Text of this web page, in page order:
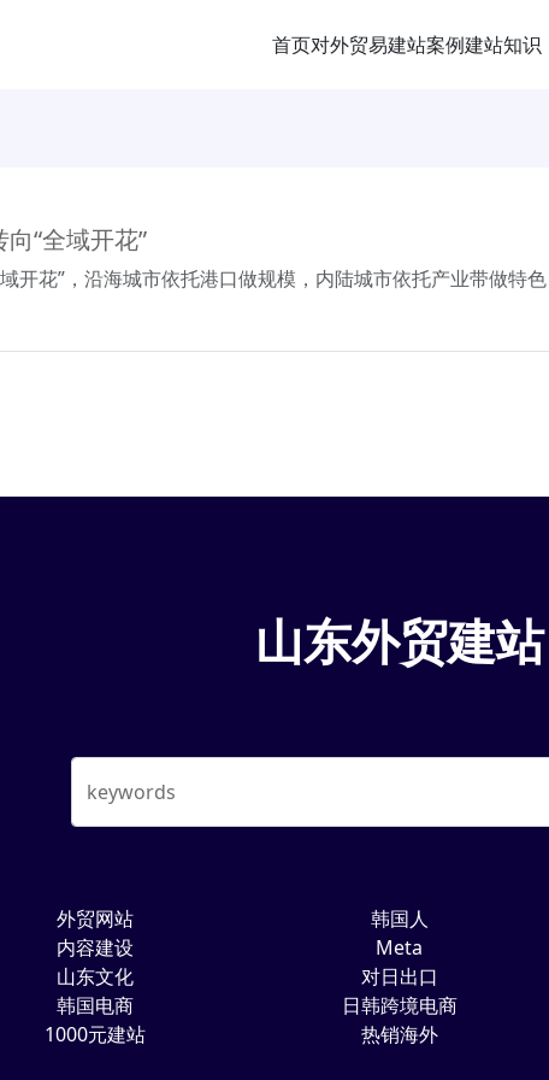
首页对外贸易建站案例建站知识
“全域开花”
开花”，沿海城市依托港口做规模，内陆城市依托产业带做特
山东外贸建站
keywords
外贸网站 韩国人
内容建设
Meta
山东文化
对日出口
韩国电商
日韩跨境电商
1000元建站
热销海外